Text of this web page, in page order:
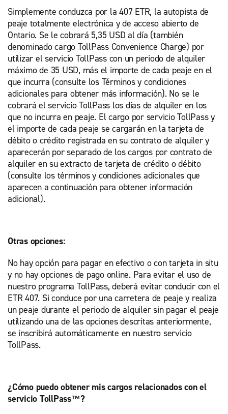
Simplemente conduzca por la 407 ETR, la autopista de
peaje totalmente electrónica y de acceso abierto de
Ontario. Se le cobrará 5,35 USD al día (también
denominado cargo TollPass Convenience Charge) por
utilizar el servicio TollPass con un periodo de alquiler
máximo de 35 USD, más el importe de cada peaje en el
que incurra (consulte los Términos y condiciones
adicionales para obtener más información). No se le
cobrará el servicio TollPass los días de alquiler en los
que no incurra en peaje. El cargo por servicio TollPass y
el importe de cada peaje se cargarán en la tarjeta de
débito o crédito registrada en su contrato de alquiler y
aparecerán por separado de los cargos por contrato de
alquiler en su extracto de tarjeta de crédito o débito
(consulte los términos y condiciones adicionales que
aparecen a continuación para obtener información
adicional).
Otras opciones:
No hay opción para pagar en efectivo o con tarjeta in situ
y no hay opciones de pago online. Para evitar el uso de
nuestro programa TollPass, deberá evitar conducir con el
ETR 407. Si conduce por una carretera de peaje y realiza
un peaje durante el periodo de alquiler sin pagar el peaje
utilizando una de las opciones descritas anteriormente,
se inscribirá automáticamente en nuestro servicio
TollPass.
¿Cómo puedo obtener mis cargos relacionados con el
servicio TollPass™?